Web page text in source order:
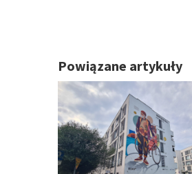
Powiązane artykuły